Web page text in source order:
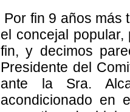
Por fin 9 años más
el concejal
fin, y decimos
Presidente del
ante la Sra.
acondicionado en